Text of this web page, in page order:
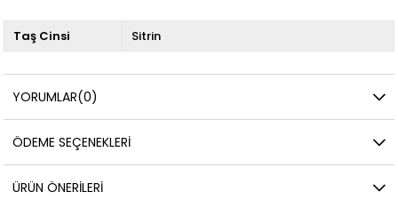
Taş Cinsi Sitrin
YORUMLAR(0)
ÖDEME SEÇENEKLERI
ÜRÜN ÖNERILERI